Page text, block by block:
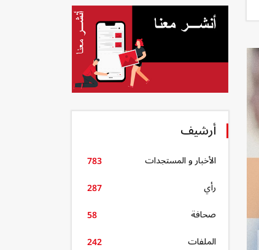
أرشيف
الأخبار و المستجدات
783
رأي
287
صحافة
58
الملفات
242